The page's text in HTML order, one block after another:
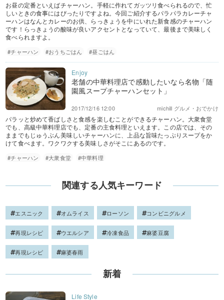
お昼の定番といえばチャーハン。手軽に作れてガッツリ食べられるので、忙
しいときの食事にはぴったりですよね。今回ご紹介するパラパラカレーチャ
ーハンはなんとカレーのお供、らっきょうを中にいれた新食感のチャーハン
です！らっきょうの酸味が良いアクセントとなっていて、最後まで美味しく
食べられますよ。
#チャーハン #おうちごはん #昼ごはん
老舗の中華料理店で感動したいなら名物「随
園風スープチャーハンセット」
michill グルメ・おでかけ
2017/12/16 12:00
パラッと炒めて香ばしさと食感を楽しむことができるチャーハン。大衆食堂
でも、高級中華料理店でも、定番の主食料理といえます。この店では、その
ままでもじゅうぶん美味しいチャーハンに、上品な旨味たっぷりスープをか
けて食べます。ワクワクする美味しさがそこにあるのです。
#チャーハン #大衆食堂 #中華料理
関連する人気キーワード
エスニック オムライス ローソン コンビニグルメ
再現レシピ ウエルシア 冷凍食品 麻婆豆腐
再現レシピ 麻婆春雨
新着